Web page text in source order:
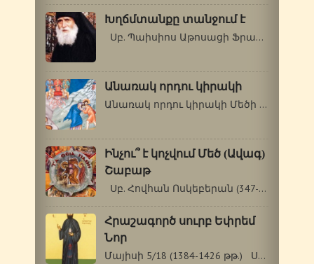
Խղճմտանքը տանջում է
Սբ. Պաիսիոս Աթոսացի Ֆրանսիայում,…
Անառակ որդու կիրակի
Անառակ որդու կիրակի Մեծի պահոց նախապատրաստական…
Ինչու՞ է կոչվում Մեծ (Ավագ)
Շաբաթ
Սբ. Հովհան Ոսկեբերան (347-407թթ.)…
Հրաշագործ սուրբ Եփրեմ
Նոր
Մայիսի 5/18 (1384-1426 թթ.) Սուրբ Եփրեմը…